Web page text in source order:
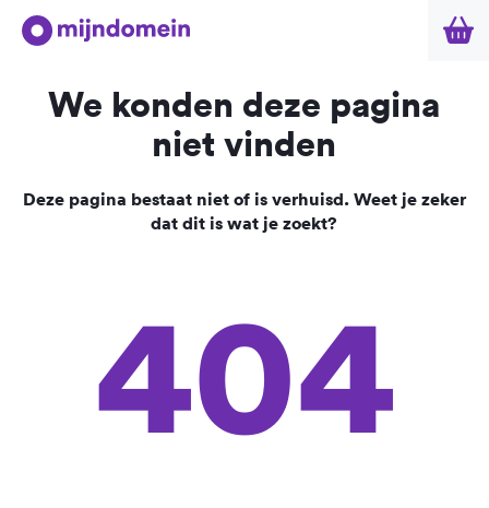
We konden deze pagina
niet vinden
Deze pagina bestaat niet of is verhuisd. Weet je zeker
dat dit is wat je zoekt?
404